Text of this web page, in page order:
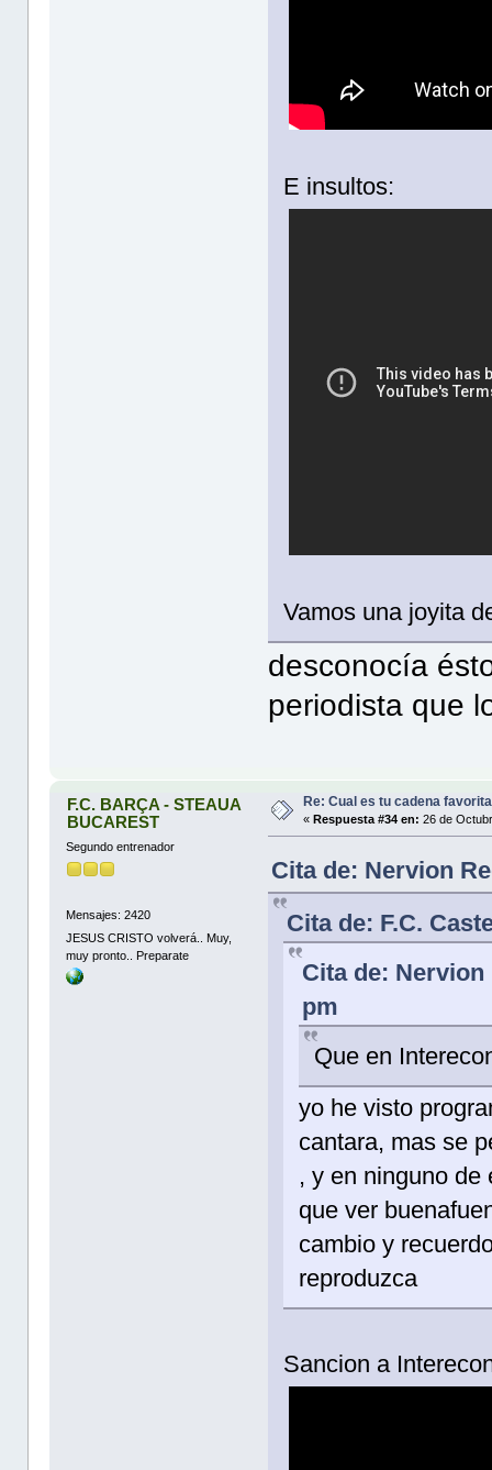
E insultos:
Vamos una joyita
desconocía
periodista que
F.C. BARÇA - STEAUA
BUCAREST
Segundo entrenador
Mensajes: 2420
JESUS CRISTO volverá.. Muy,
muy pronto.. Preparate
Re: Cual es tu cadena
«Respuesta #34 en: 26 de
Cita de: Nervion
Cita de: F.C.
Cita de: Nervion
pm
Que en
yo he visto
cantara, mas se
, y en ninguno de
que ver
cambio y
reproduzca
Sancion a